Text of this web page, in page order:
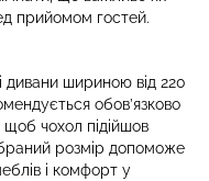
прийомом гостей.
дивани шириною від 220
обов’язково
щоб чохол підійшов
розмір допоможе
і комфорт у